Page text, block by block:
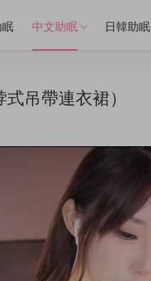
中文助眠 日韓助眠
吊帶連衣裙）